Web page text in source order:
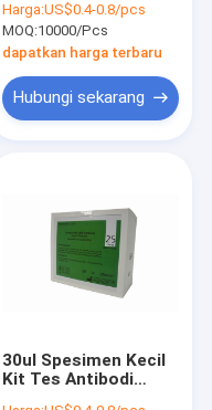
Kit ISO9001
Harga:US$0.4-0.8/pcs
MOQ:10000/Pcs
dapatkan harga terbaru
Hubungi sekarang
30ul Spesimen Kecil
Kit Tes Antibodi